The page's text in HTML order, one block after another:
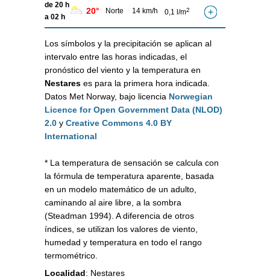
de 20 h
a 02 h
20° Norte 14 km/h 0,1 l/m2
Los símbolos y la precipitación se aplican al
intervalo entre las horas indicadas, el
pronóstico del viento y la temperatura en
Nestares es para la primera hora indicada.
Datos Met Norway, bajo licencia Norwegian
Licence for Open Government Data (NLOD)
2.0 y Creative Commons 4.0 BY
International
* La temperatura de sensación se calcula con
la fórmula de temperatura aparente, basada
en un modelo matemático de un adulto,
caminando al aire libre, a la sombra
(Steadman 1994). A diferencia de otros
índices, se utilizan los valores de viento,
humedad y temperatura en todo el rango
termométrico.
Localidad: Nestares